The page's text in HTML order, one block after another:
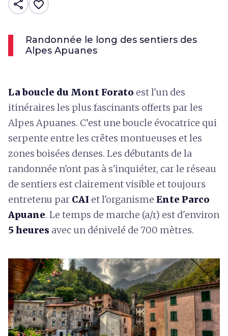
share favorite_border
Randonnée le long des sentiers des
Alpes Apuanes
La boucle du Mont Forato est l'un des
itinéraires les plus fascinants offerts par les
Alpes Apuanes. C’est une boucle évocatrice qui
serpente entre les crêtes montueuses et les
zones boisées denses. Les débutants de la
randonnée n'ont pas à s'inquiéter, car le réseau
de sentiers est clairement visible et toujours
entretenu par CAI et l'organisme Ente Parco
Apuane. Le temps de marche (a/r) est d'environ
5 heures avec un dénivelé de 700 mètres.